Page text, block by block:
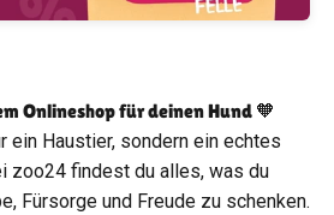
Onlineshop für deinen Hund 🧡
ein Haustier, sondern ein echtes
zoo24 findest du alles, was du
Fürsorge und Freude zu schenken.